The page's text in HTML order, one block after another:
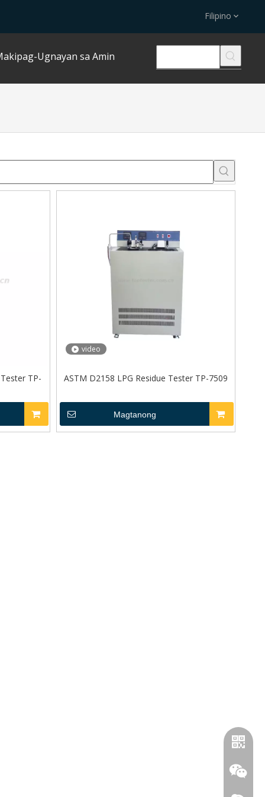
Filipino
Ugnayan sa Amin
TP-
video
ASTM D2158 LPG Residue Tester TP-7509
Magtanong